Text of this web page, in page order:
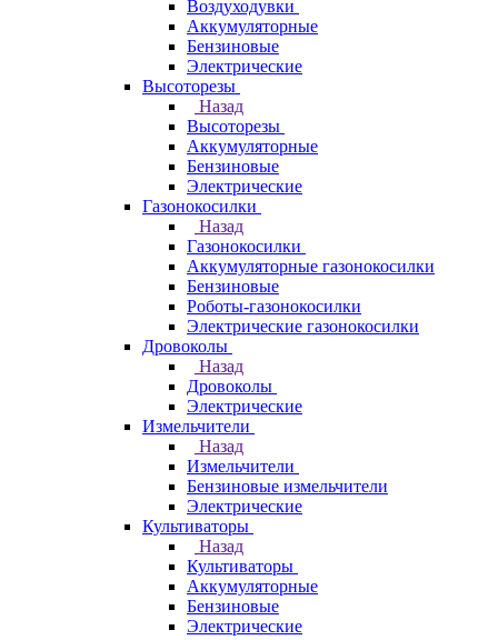
Воздуходувки
Аккумуляторные
Бензиновые
Электрические
Высоторезы
Назад
Высоторезы
Аккумуляторные
Бензиновые
Электрические
Газонокосилки
Назад
Газонокосилки
Аккумуляторные газонокосилки
Бензиновые
Роботы-газонокосилки
Электрические газонокосилки
Дровоколы
Назад
Дровоколы
Электрические
Измельчители
Назад
Измельчители
Бензиновые измельчители
Электрические
Культиваторы
Назад
Культиваторы
Аккумуляторные
Бензиновые
Электрические